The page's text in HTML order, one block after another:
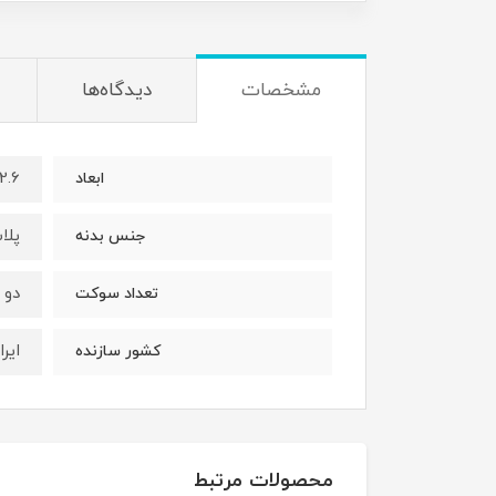
مشخصات دیدگاه‌ها
ابعاد 2.6*5*6 سانتی‌متر
جنس بدنه
تعداد سوکت دو
کشور سازنده
محصولات مرتبط